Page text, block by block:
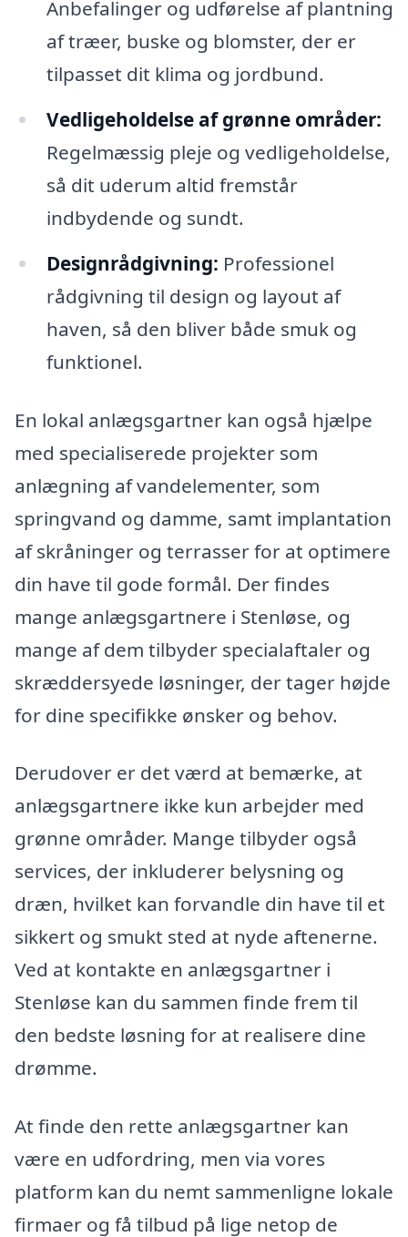
Anbefalinger og udførelse af plantning
af træer, buske og blomster, der er
tilpasset dit klima og jordbund.
Vedligeholdelse af grønne områder:
Regelmæssig pleje og vedligeholdelse,
så dit uderum altid fremstår
indbydende og sundt.
Designrådgivning: Professionel
rådgivning til design og layout af
haven, så den bliver både smuk og
funktionel.
En lokal anlægsgartner kan også hjælpe
med specialiserede projekter som
anlægning af vandelementer, som
springvand og damme, samt implantation
af skråninger og terrasser for at optimere
din have til gode formål. Der findes
mange anlægsgartnere i Stenløse, og
mange af dem tilbyder specialaftaler og
skræddersyede løsninger, der tager højde
for dine specifikke ønsker og behov.
Derudover er det værd at bemærke, at
anlægsgartnere ikke kun arbejder med
grønne områder. Mange tilbyder også
services, der inkluderer belysning og
dræn, hvilket kan forvandle din have til et
sikkert og smukt sted at nyde aftenerne.
Ved at kontakte en anlægsgartner i
Stenløse kan du sammen finde frem til
den bedste løsning for at realisere dine
drømme.
At finde den rette anlægsgartner kan
være en udfordring, men via vores
platform kan du nemt sammenligne lokale
firmaer og få tilbud på lige netop de